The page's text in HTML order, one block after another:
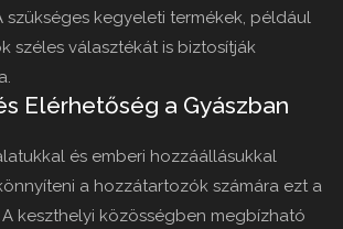
szükséges kegyeleti termékek, például
széles választékát is biztosítják
Elérhetőség a Gyászban
és emberi hozzáállásukkal
a hozzátartozók számára ezt a
keszthelyi közösségben megbízható